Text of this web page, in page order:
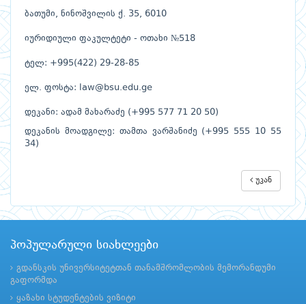
ბათუმი, ნინოშვილის ქ. 35, 6010
იურიდიული ფაკულტეტი - ოთახი №518
ტელ: +995(422) 29-28-85
ელ. ფოსტა: law@bsu.edu.ge
დეკანი: ადამ მახარაძე (+995 577 71 20 50)
დეკანის მოადგილე: თამთა ვარშანიძე (+995 555 10 55
34)
უკან
პოპულარული სიახლეები
გდანსკის უნივერსიტეტთან თანამშრომლობის მემორანდუმი
გაფორმდა
ყაზახი სტუდენტების ვიზიტი